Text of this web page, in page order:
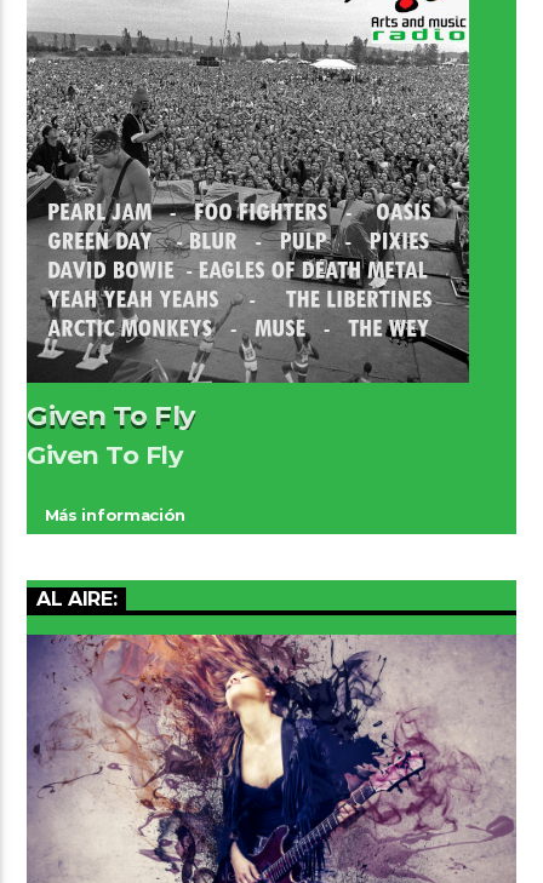
Given To Fly
Given To Fly
Más información
AL AIRE: